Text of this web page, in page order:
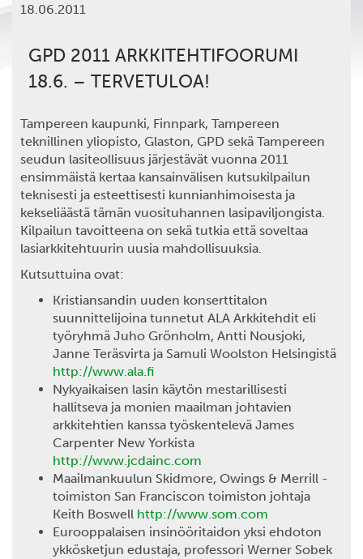
18.06.2011
GPD 2011 ARKKITEHTIFOORUMI
18.6. – TERVETULOA!
Tampereen kaupunki, Finnpark, Tampereen
teknillinen yliopisto, Glaston, GPD sekä Tampereen
seudun lasiteollisuus järjestävät vuonna 2011
ensimmäistä kertaa kansainvälisen kutsukilpailun
teknisesti ja esteettisesti kunnianhimoisesta ja
kekseliäästä tämän vuosituhannen lasipaviljongista.
Kilpailun tavoitteena on sekä tutkia että soveltaa
lasiarkkitehtuurin uusia mahdollisuuksia.
Kutsuttuina ovat:
Kristiansandin uuden konserttitalon
suunnittelijoina tunnetut ALA Arkkitehdit eli
työryhmä Juho Grönholm, Antti Nousjoki,
Janne Teräsvirta ja Samuli Woolston Helsingistä
http://www.ala.fi
Nykyaikaisen lasin käytön mestarillisesti
hallitseva ja monien maailman johtavien
arkkitehtien kanssa työskentelevä James
Carpenter New Yorkista
http://www.jcdainc.com
Maailmankuulun Skidmore, Owings & Merrill -
toimiston San Franciscon toimiston johtaja
Keith Boswell http://www.som.com
Eurooppalaisen insinööritaidon yksi ehdoton
ykkösketjun edustaja, professori Werner Sobek